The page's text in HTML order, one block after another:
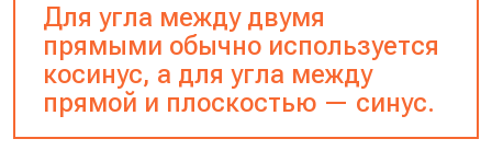
Для угла между двумя
прямыми обычно используется
косинус, а для угла между
прямой и плоскостью — синус.